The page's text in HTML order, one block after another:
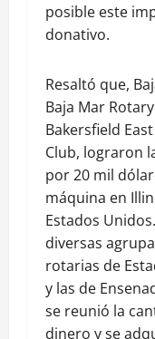
posible este
donativo.
Resaltó que,
Baja Mar
Bakersfield
Club, lograron
por 20 mil
máquina en
Estados
diversas
rotarias de
y las de
se reunió la
dinero y se